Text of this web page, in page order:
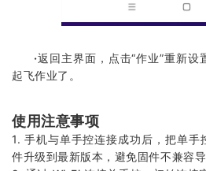
·返回主界面，点击“作业”重新设
起飞作业了。
使用注意事项
1. 手机与单手控连接成功后，把单手
件升级到最新版本，避免固件不兼容